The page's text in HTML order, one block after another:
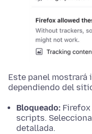
Este panel
dependiendo del
Bloqueado:
scripts.
detallada.